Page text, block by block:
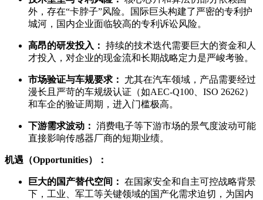
外，存在“卡脖子”风险。国际巨头构建了严密的专利护
城河，国内企业面临较高的专利诉讼风险。
高昂的研发投入： 持续的技术迭代需要巨大的资金和人
才投入，对企业的现金流和长期战略定力是严峻考验。
市场验证与车规要求：
尤其在汽车领域，产品需要经过
漫长且严苛的车规级认证（如AEC-Q100、ISO 26262）
和车企的验证周期，进入门槛极高。
下游需求波动： 消费电子等下游市场的景气度波动可能
直接影响传感器厂商的短期业绩。
机遇（Opportunities）：
巨大的国产替代空间： 在国家安全和自主可控战略背景
下，工业、军工等关键领域的国产化需求迫切，为国内